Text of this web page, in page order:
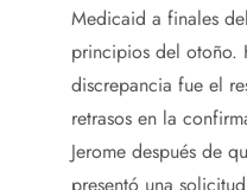
Medicaid a finales
principios del otoño.
discrepancia fue el
retrasos en la
Jerome después de
presentó una